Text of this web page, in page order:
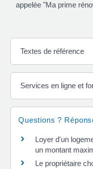
appelée "Ma prime
Textes de référence
Services en ligne et
Questions ?
Loyer d'un
un montant
Le propriétaire